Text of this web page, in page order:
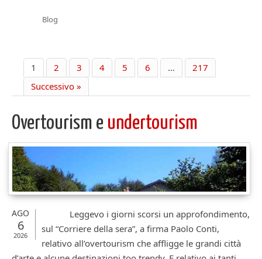
Blog
1 2 3 4 5 6 …
217
Successivo »
Overtourism e undertourism
AGO
6
2026
Leggevo i giorni scorsi un approfondimento,
sul “Corriere della sera”, a firma Paolo Conti,
relativo all’overtourism che affligge le grandi città